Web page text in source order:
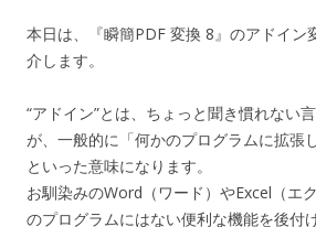
本日は、『瞬簡PDF 変換 8』のアドイン
介します。
“アドイン”とは、ちょっと聞き慣れない
が、一般的に「何かのプログラムに拡張
といった意味になります。
お馴染みのWord（ワード）やExcel（エ
のプログラムにはない便利な機能を後付